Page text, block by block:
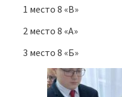
1 место 8 «В»
2 место 8 «А»
3 место 8 «Б»